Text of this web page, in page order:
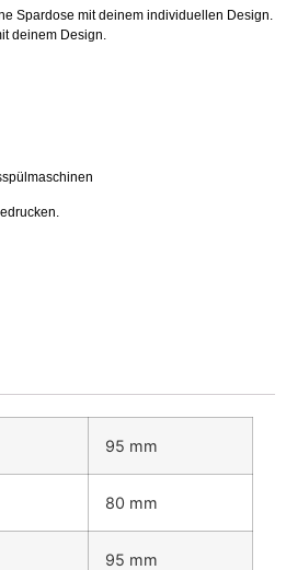
Spardose mit deinem individuellen Design.
deinem Design.
95 mm
80 mm
95 mm